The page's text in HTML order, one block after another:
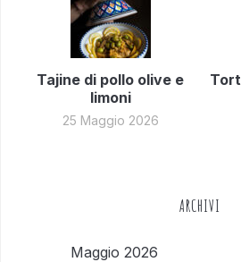
Tajine di pollo olive e
limoni
25 Maggio 2026
ARCHIVI
Maggio 2026